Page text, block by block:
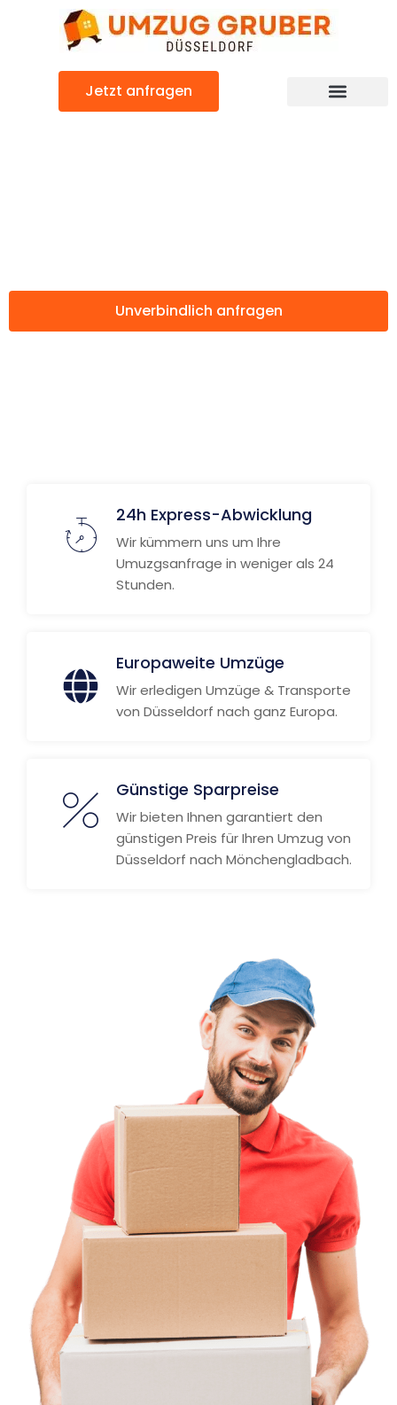
Jetzt anfragen
Unverbindlich anfragen
24h Express-Abwicklung
Wir kümmern uns um Ihre
Umuzgsanfrage in weniger als 24
Stunden.
Europaweite Umzüge
Wir erledigen Umzüge & Transporte
von Düsseldorf nach ganz Europa.
Günstige Sparpreise
Wir bieten Ihnen garantiert den
günstigen Preis für Ihren Umzug von
Düsseldorf nach Mönchengladbach.